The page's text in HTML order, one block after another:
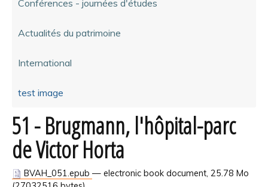
Conférences - journées d'études
Actualités du patrimoine
International
test image
51 - Brugmann, l'hôpital-parc
de Victor Horta
BVAH_051.epub — electronic book document, 25.78 Mo